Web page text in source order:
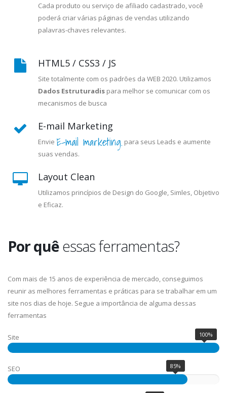
Cada produto ou serviço de afiliado cadastrado, você
poderá criar várias páginas de vendas utilizando
palavras-chaves relevantes.
HTML5 / CSS3 / JS
Site totalmente com os padrões da WEB 2020. Utilizamos
Dados Estruturadis para melhor se comunicar com os
mecanismos de busca
E-mail Marketing
Envie E-mail marketing. para seus Leads e aumente
suas vendas.
Layout Clean
Utilizamos princípios de Design do Google, Simles, Objetivo
e Eficaz.
Por quêessas ferramentas?
Com mais de 15 anos de experiência de mercado, conseguimos
reunir as melhores ferramentas e práticas para se trabalhar em um
site nos dias de hoje. Segue a importância de alguma dessas
ferramentas
Site 100%
SEO 85%